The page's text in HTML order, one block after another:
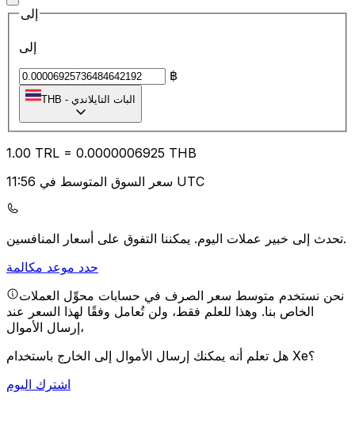
إلى
إلى
฿
THB - البات التايلاندي
1.00 TRL = 0.0000006925 THB
سعر السوق المتوسط في 11:56 UTC
تحدث إلى خبير عملات اليوم.يمكننا التفوق على أسعار المنافسين.
حدد موعد مكالمة
نحن نستخدم متوسط سعر الصرف في حسابات محوِّل العملات
الخاص بنا. وهذا للعلم فقط، ولن تُعامل وفقًا لهذا السعر عند
إرسال الأموال،
هل تعلم أنه يمكنك إرسال الأموال إلى الخارج باستخدام Xe؟
اشترك اليوم